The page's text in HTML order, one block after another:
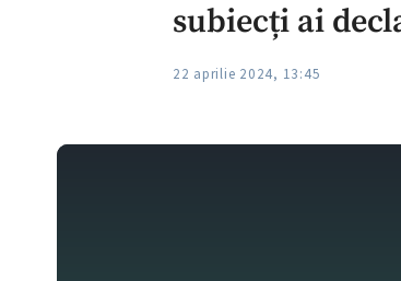
subiecți ai
22 aprilie 2024, 13:45